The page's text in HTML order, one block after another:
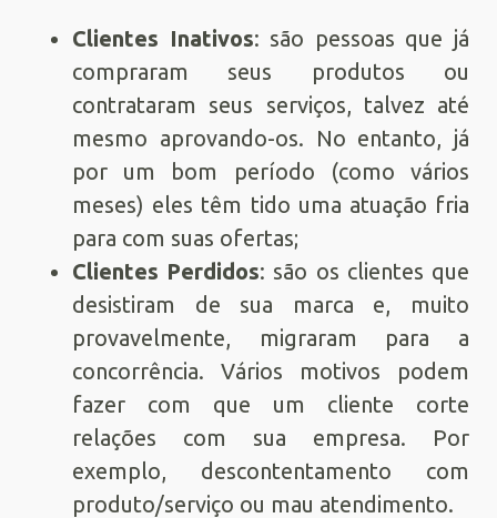
Clientes Inativos: são pessoas que já
compraram seus produtos ou
contrataram seus serviços, talvez até
mesmo aprovando-os. No entanto, já
por um bom período (como vários
meses) eles têm tido uma atuação fria
para com suas ofertas;
Clientes Perdidos: são os clientes que
desistiram de sua marca e, muito
provavelmente, migraram para a
concorrência. Vários motivos podem
fazer com que um cliente corte
relações com sua empresa. Por
exemplo, descontentamento com
produto/serviço ou mau atendimento.